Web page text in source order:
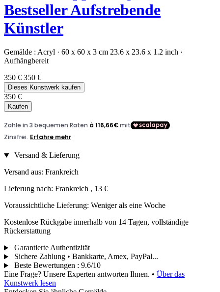
BestsellerAufstrebende
Künstler
Gemälde : Acryl · 60 x 60 x 3 cm 23.6 x 23.6 x 1.2 inch ·
Aufhängbereit
350 € 350 €
Dieses Kunstwerk kaufen
350 €
Kaufen
Versand & Lieferung
Versand aus: Frankreich
Lieferung nach: Frankreich , 13 €
Voraussichtliche Lieferung: Weniger als eine Woche
Kostenlose Rückgabe innerhalb von 14 Tagen, vollständige
Rückerstattung
Garantierte Authentizität
Sichere Zahlung • Bankkarte, Amex, PayPal...
Beste Bewertungen : 9.6/10
Eine Frage? Unsere Experten antworten Ihnen. • Über das
Kunstwerk lesen